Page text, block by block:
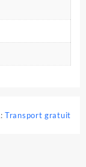
Transport gratuit